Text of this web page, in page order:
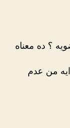
؟ ده معناه
من عدم